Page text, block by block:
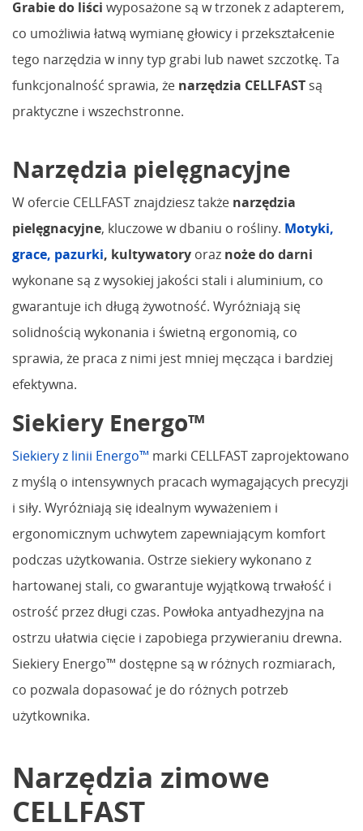
Grabie do liści wyposażone są w trzonek z adapterem,
co umożliwia łatwą wymianę głowicy i przekształcenie
tego narzędzia w inny typ grabi lub nawet szczotkę. Ta
funkcjonalność sprawia, że narzędzia CELLFAST są
praktyczne i wszechstronne.
Narzędzia pielęgnacyjne
W ofercie CELLFAST znajdziesz także narzędzia
pielęgnacyjne, kluczowe w dbaniu o rośliny. Motyki,
grace, pazurki, kultywatory oraz noże do darni
wykonane są z wysokiej jakości stali i aluminium, co
gwarantuje ich długą żywotność. Wyróżniają się
solidnością wykonania i świetną ergonomią, co
sprawia, że praca z nimi jest mniej męcząca i bardziej
efektywna.
Siekiery Energo™
Siekiery z linii Energo™ marki CELLFAST zaprojektowano
z myślą o intensywnych pracach wymagających precyzji
i siły. Wyróżniają się idealnym wyważeniem i
ergonomicznym uchwytem zapewniającym komfort
podczas użytkowania. Ostrze siekiery wykonano z
hartowanej stali, co gwarantuje wyjątkową trwałość i
ostrość przez długi czas. Powłoka antyadhezyjna na
ostrzu ułatwia cięcie i zapobiega przywieraniu drewna.
Siekiery Energo™ dostępne są w różnych rozmiarach,
co pozwala dopasować je do różnych potrzeb
użytkownika.
Narzędzia zimowe
CELLFAST